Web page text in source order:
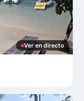
Ver en directo